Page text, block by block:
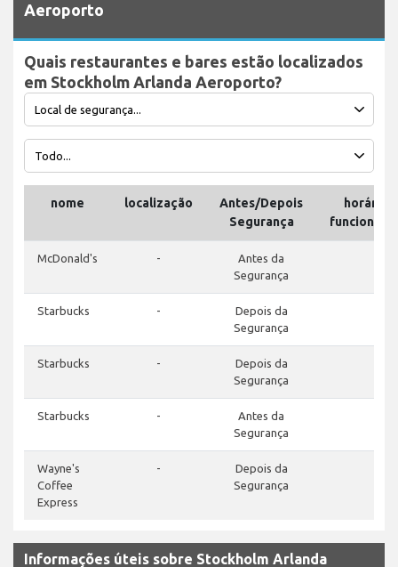
Aeroporto
Quais restaurantes e bares estão localizados
em Stockholm Arlanda Aeroporto?
nome localização
Antes/Depois
Segurança
horário
McDonald's -
Antes da
Segurança
Starbucks -
Depois da
Segurança
Starbucks -
Depois da
Segurança
Starbucks -
Antes da
Segurança
Wayne's
Coffee
Express
-
Depois da
Segurança
Informações úteis sobre Stockholm Arlanda